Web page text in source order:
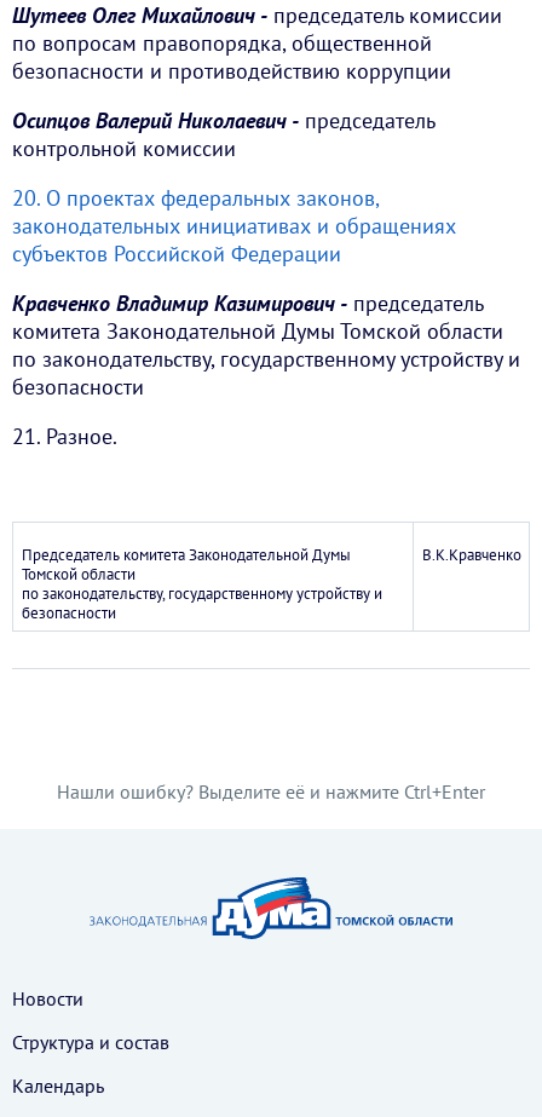
Шутеев Олег Михайлович - председатель комиссии
по вопросам правопорядка, общественной
безопасности и противодействию коррупции
Осипцов Валерий Николаевич - председатель
контрольной комиссии
20. О проектах федеральных законов,
законодательных инициативах и обращениях
субъектов Российской Федерации
Кравченко Владимир Казимирович - председатель
комитета Законодательной Думы Томской области
по законодательству, государственному устройству и
безопасности
21. Разное.
Председатель комитета Законодательной Думы
Томской области
по законодательству, государственному устройству и
безопасности
В.К.Кравченко
Нашли ошибку? Выделите её и нажмите Ctrl+Enter
Новости
Структура и состав
Календарь